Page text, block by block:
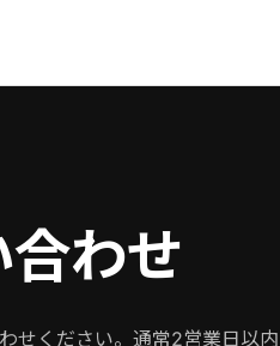
わせ
せください。通常2営業日以内